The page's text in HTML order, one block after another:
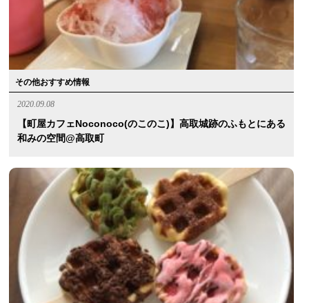
その他おすすめ情報
2020.09.08
【町屋カフェnoconoco(のこのこ)】高取城跡のふもとにある
和みの空間@高取町